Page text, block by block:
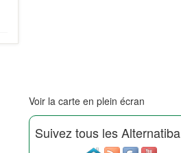
Voir la carte en plein écran
Suivez tous les